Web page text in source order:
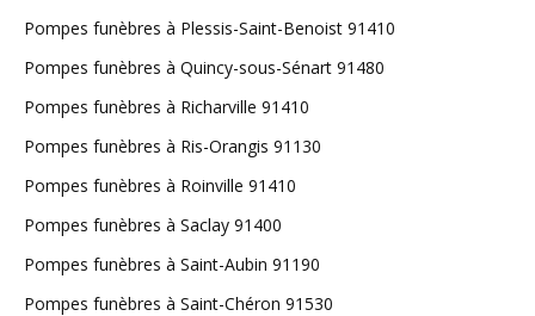
Pompes funèbres à Plessis-Saint-Benoist 91410
Pompes funèbres à Quincy-sous-Sénart 91480
Pompes funèbres à Richarville 91410
Pompes funèbres à Ris-Orangis 91130
Pompes funèbres à Roinville 91410
Pompes funèbres à Saclay 91400
Pompes funèbres à Saint-Aubin 91190
Pompes funèbres à Saint-Chéron 91530